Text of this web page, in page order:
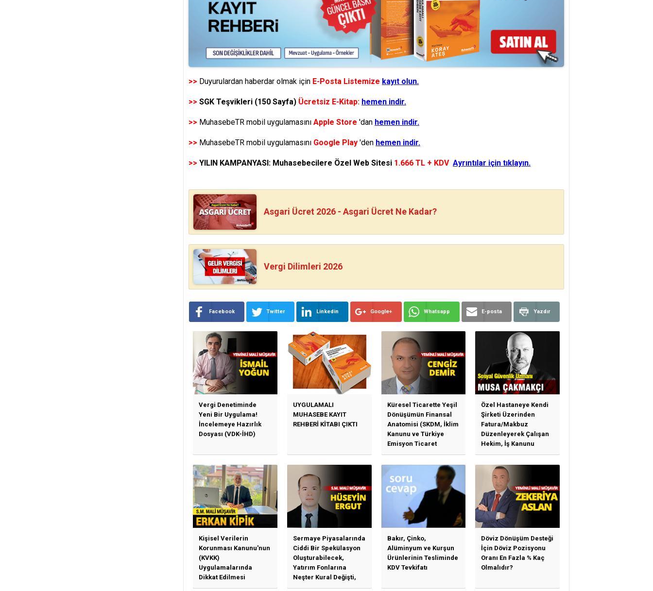
>> Duyurulardan haberdar olmak için E-Posta Listemize kayıt olun.
>> SGK Teşvikleri (150 Sayfa) Ücretsiz E-Kitap: hemen indir.
>> MuhasebeTR mobil uygulamasını Apple Store 'dan hemen indir.
>> MuhasebeTR mobil uygulamasını Google Play 'den hemen indir.
>> YILIN KAMPANYASI: Muhasebecilere Özel Web Sitesi 1.666 TL + KDV Ayrıntılar için tıklayın.
Asgari Ücret 2026 - Asgari Ücret Ne Kadar?
Vergi Dilimleri 2026
Facebook Twitter Linkedin Google+ Whatsapp E-posta Yazdır
Vergi Denetiminde
Yeni Bir Uygulama!
İncelemeye Hazırlık
Dosyası (VDK-İHD)
UYGULAMALI
MUHASEBE KAYIT
REHBERİ KİTABI ÇIKTI
Küresel Ticarette Yeşil
Dönüşümün Finansal
Anatomisi (SKDM, İklim
Kanunu ve Türkiye
Emisyon Ticaret
Sistemi (TR-ETS)
Özel Hastaneye Kendi
Şirketi Üzerinden
Fatura/Makbuz
Düzenleyerek Çalışan
Hekim, İş Kanunu
Hükümlerinden
Kişisel Verilerin
Korunması Kanunu'nun
(KVKK)
Uygulamalarında
Dikkat Edilmesi
Gereken Özet Başlıklar
Sermaye Piyasalarında
Ciddi Bir Spekülasyon
Oluşturabilecek,
Yatırım Fonlarına
Neşter Kural Değişti,
SPK’dan Kritik Hamle
Bakır, Çinko,
Alüminyum ve Kurşun
Ürünlerinin Tesliminde
KDV Tevkifatı
Döviz Dönüşüm Desteği
İçin Döviz Pozisyonu
Oranı En Fazla % Kaç
Olmalıdır?